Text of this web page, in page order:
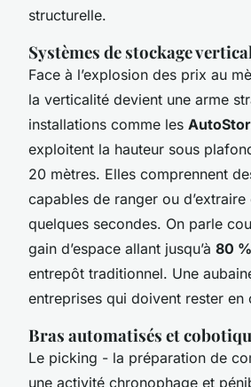
structurelle.
Systèmes de stockage
Face à l’explosion des prix au
la verticalité devient une arme
installations comme les
exploitent la hauteur sous
20 mètres. Elles comprennent
capables de ranger ou
quelques secondes. On parle
gain d’espace allant jusqu’à 80 %
entrepôt traditionnel. Une
entreprises qui doivent rester en
Bras automatisés et
Le picking - la préparation de
une activité chronophage et